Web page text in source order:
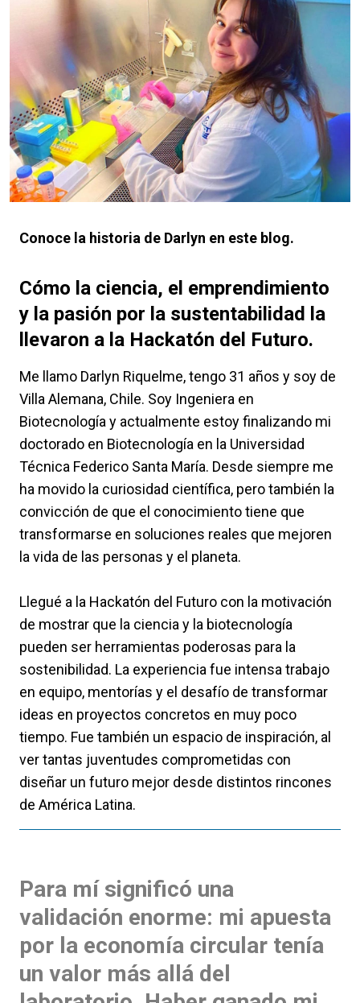
Conoce la historia de Darlyn en este blog.
Cómo la ciencia, el emprendimiento
y la pasión por la sustentabilidad la
llevaron a la Hackatón del Futuro.
Me llamo Darlyn Riquelme, tengo 31 años y soy de
Villa Alemana, Chile. Soy Ingeniera en
Biotecnología y actualmente estoy finalizando mi
doctorado en Biotecnología en la Universidad
Técnica Federico Santa María. Desde siempre me
ha movido la curiosidad científica, pero también la
convicción de que el conocimiento tiene que
transformarse en soluciones reales que mejoren
la vida de las personas y el planeta.
Llegué a la Hackatón del Futuro con la motivación
de mostrar que la ciencia y la biotecnología
pueden ser herramientas poderosas para la
sostenibilidad. La experiencia fue intensa trabajo
en equipo, mentorías y el desafío de transformar
ideas en proyectos concretos en muy poco
tiempo. Fue también un espacio de inspiración, al
ver tantas juventudes comprometidas con
diseñar un futuro mejor desde distintos rincones
de América Latina.
Para mí significó una
validación enorme: mi apuesta
por la economía circular tenía
un valor más allá del